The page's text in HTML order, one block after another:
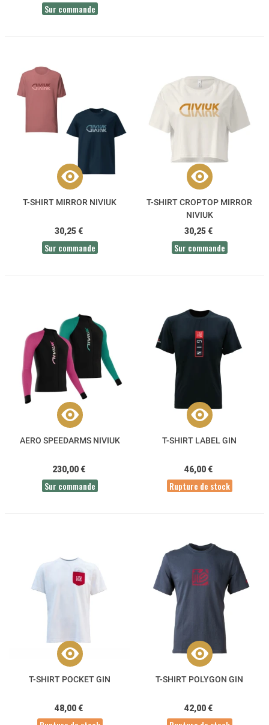
Sur commande
T-SHIRT MIRROR NIVIUK
30,25 €
Sur commande
T-SHIRT CROPTOP MIRROR
NIVIUK
30,25 €
Sur commande
AERO SPEEDARMS NIVIUK
230,00 €
Sur commande
T-SHIRT LABEL GIN
46,00 €
Rupture de stock
T-SHIRT POCKET GIN
48,00 €
T-SHIRT POLYGON GIN
42,00 €